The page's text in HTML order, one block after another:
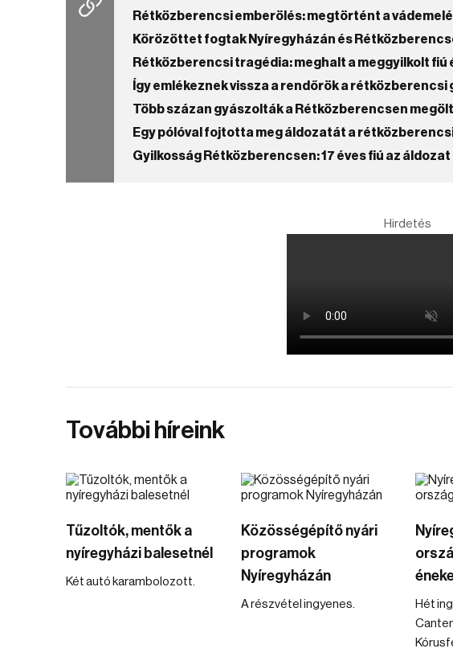
Rétközberencsi emberölés: megtörtént a
Körözöttet fogtak Nyíregyházán és
Rétközberencsi tragédia: meghalt a meggyilkolt fiú
Így emlékeznek vissza a rendőrök a rétközberencsi
Több százan gyászolták a Rétközberencsen megölt
Egy pólóval fojtotta meg áldozatát a
Gyilkosság Rétközberencsen: 17 éves fiú az áldozat
Hirdetés
További híreink
Tűzoltók, mentők a
nyíregyházi balesetnél
Két autó karambolozott.
Közösségépítő nyári
programok
Nyíregyházán
A részvétel ingyenes.
Hét